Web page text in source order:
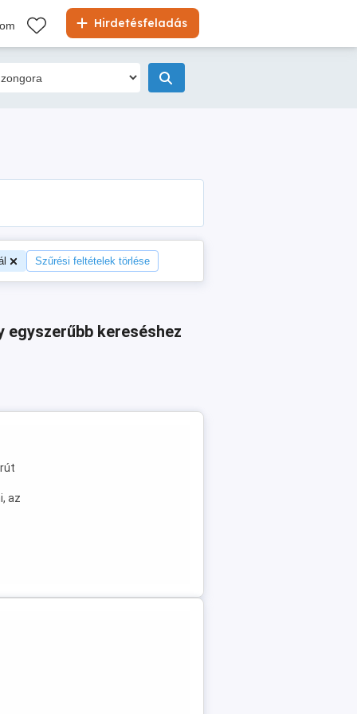
Hirdetésfeladás
Szűrési feltételek törlése
kereséshez
az